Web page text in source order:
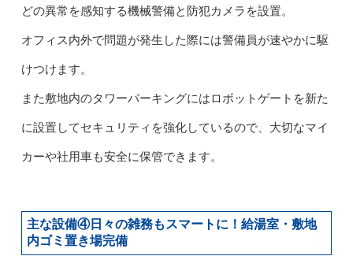
どの異常を感知する機械警備と防犯カメラを設置。
オフィス内外で問題が発生した際には警備員が速やかに駆
けつけます。
また敷地内のタワーパーキングにはロボットゲートを新た
に設置してセキュリティを強化しているので、大切なマイ
カーや社用車も安全に保管できます。
主な設備④日々の雑務もスマートに！給湯室・敷地
内ゴミ置き場完備